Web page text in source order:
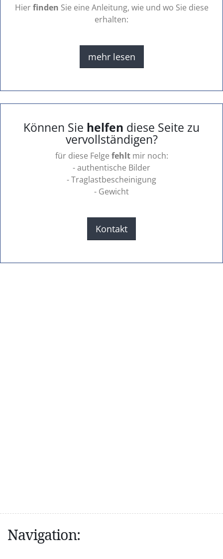
Hierfinden Sie eine Anleitung, wie und wo Sie diese
erhalten:
mehr lesen
Können Sie helfen diese Seite zu
vervollständigen?
für diese Felge fehltmir noch:
- authentische Bilder
- Traglastbescheinigung
- Gewicht
Kontakt
Navigation: